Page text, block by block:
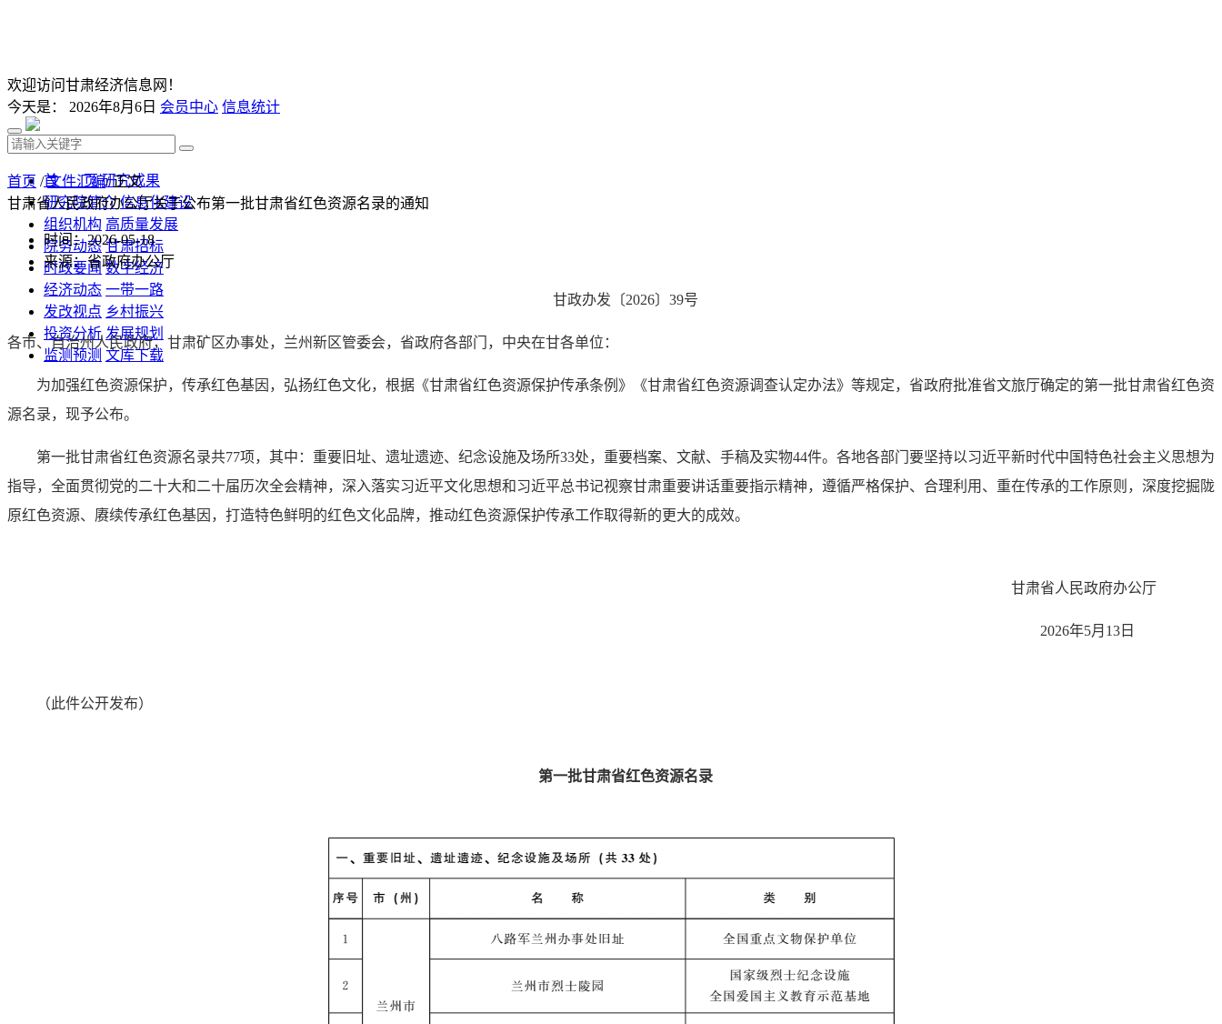
欢迎访问甘肃经济信息网！
今天是： 2026年8月6日 会员中心 信息统计
首 页 研究成果
研究院简介 信息化建设
组织机构 高质量发展
院务动态 甘肃招标
时政要闻 数字经济
经济动态 一带一路
发改视点 乡村振兴
投资分析 发展规划
监测预测 文库下载
首页 /文件汇编/ 正文
甘肃省人民政府办公厅关于公布第一批甘肃省红色资源名录的通知
时间：2026-05-18
来源：省政府办公厅
甘政办发〔2026〕39号
各市、自治州人民政府，甘肃矿区办事处，兰州新区管委会，省政府各部门，中央在甘各单位：
为加强红色资源保护，传承红色基因，弘扬红色文化，根据《甘肃省红色资源保护传承条例》《甘肃省红色资源调查认定办法》等规定，省政府批准省文旅厅确定的第一批甘肃省红色资
源名录，现予公布。
第一批甘肃省红色资源名录共77项，其中：重要旧址、遗址遗迹、纪念设施及场所33处，重要档案、文献、手稿及实物44件。各地各部门要坚持以习近平新时代中国特色社会主义思想为
指导，全面贯彻党的二十大和二十届历次全会精神，深入落实习近平文化思想和习近平总书记视察甘肃重要讲话重要指示精神，遵循严格保护、合理利用、重在传承的工作原则，深度挖掘陇
原红色资源、赓续传承红色基因，打造特色鲜明的红色文化品牌，推动红色资源保护传承工作取得新的更大的成效。
甘肃省人民政府办公厅
2026年5月13日
（此件公开发布）
第一批甘肃省红色资源名录